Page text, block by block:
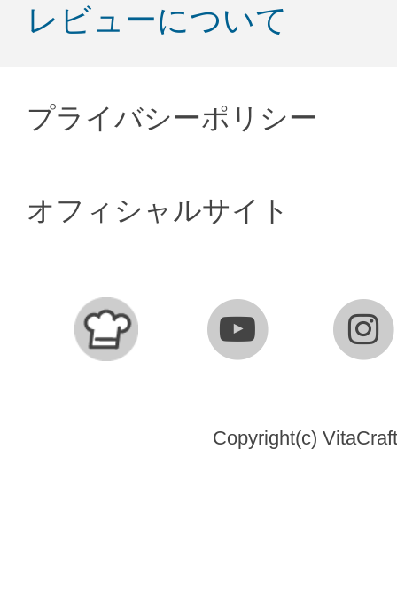
レビューについて
プライバシーポリシー
オフィシャルサイト
Copyright(c)